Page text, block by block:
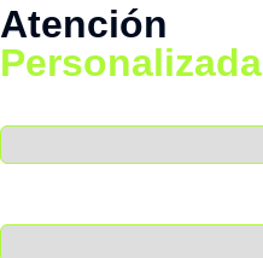
Atención
Personalizada